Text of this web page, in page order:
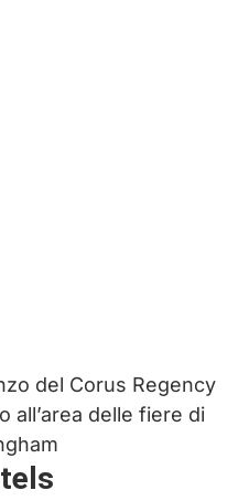
del Corus Regency
all’area delle fiere di